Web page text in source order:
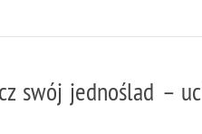
swój jednoślad –